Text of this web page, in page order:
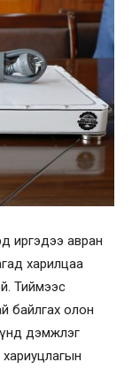
иргэдээ авран
харилцаа
Тиймээс
байлгах олон
дэмжлэг